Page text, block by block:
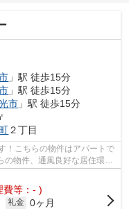
」駅 徒歩15分
」駅 徒歩15分
市 」駅 徒歩15分
２丁目
！こちらの物件はアパートで
の物件、通風良好な居住環境
費等：- )
礼金 0ヶ月